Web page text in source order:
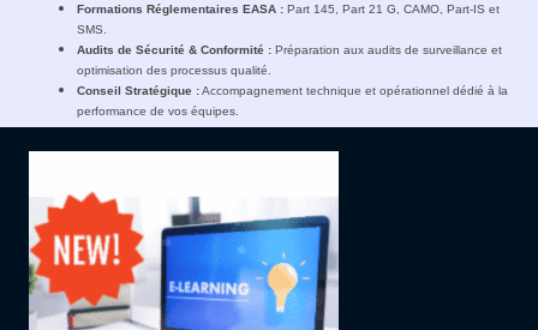
Formations Réglementaires EASA : Part 145, Part 21 G, CAMO, Part-IS et
SMS.
Audits de Sécurité & Conformité : Préparation aux audits de surveillance et
optimisation des processus qualité.
Conseil Stratégique :Accompagnement technique et opérationnel dédié à la
performance de vos équipes.